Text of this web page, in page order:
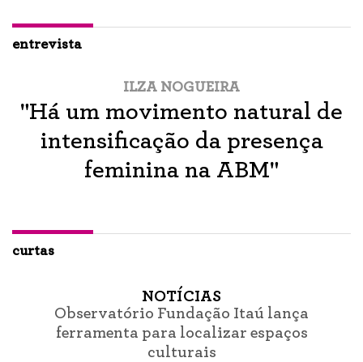
entrevista
ILZA NOGUEIRA
"Há um movimento natural de
intensificação da presença
feminina na ABM"
curtas
NOTÍCIAS
Observatório Fundação Itaú lança
ferramenta para localizar espaços
culturais